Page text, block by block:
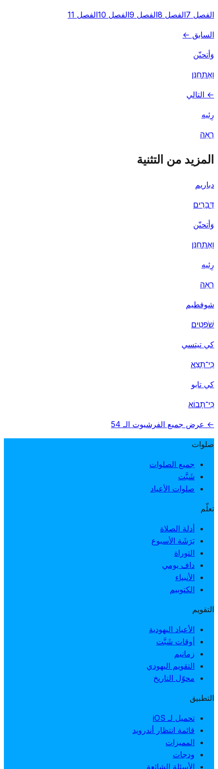
الفصل 7 الفصل 8 الفصل 9 الفصل 10 الفصل 11
السابق ←
وَأتحنّن
וָאֶתְחַנַּן
← التالي
رِئيه
רְאֵה
المزيد من التثنية
دباريم
דְּבָרִים
وَأتحنّن
וָאֶתְחַנַּן
رِئيه
רְאֵה
شوفطيم
שֹׁפְטִים
كي تيتسي
כִּי־תֵצֵא
كي تابو
כִּי־תָבוֹא
← عرض جميع الفرشيوت الـ 54
صلوات
جميع الصلوات
شَبَّت
صلوات الأعياد
تعلّم
أدلة الصلاة
بَرَشَة الأسبوع
التوراة
داف يومي
الأنبياء
الكتوبيم
التقويم
الأعياد اليهودية
أوقات شَبَّت
زمانيم
التقويم اليهودي
محوّل التاريخ
التطبيق
تحميل لـ iOS
قائمة انتظار أندرويد
المميزات
ودجات
الأسئلة الشائعة